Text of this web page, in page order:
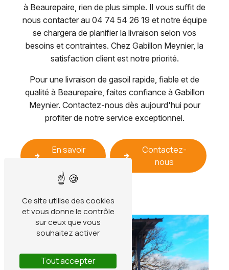
à Beaurepaire, rien de plus simple. Il vous suffit de
nous contacter au 04 74 54 26 19 et notre équipe
se chargera de planifier la livraison selon vos
besoins et contraintes. Chez Gabillon Meynier, la
satisfaction client est notre priorité.
Pour une livraison de gasoil rapide, fiable et de
qualité à Beaurepaire, faites confiance à Gabillon
Meynier. Contactez-nous dès aujourd'hui pour
profiter de notre service exceptionnel.
En savoir
Contactez-
nous
Ce site utilise des cookies
et vous donne le contrôle
sur ceux que vous
souhaitez activer
Tout accepter